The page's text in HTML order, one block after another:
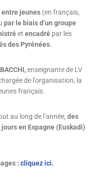
entre jeunes (en français,
par le biais d’un groupe
et encadré par les
des Pyrénées.
enseignante de LV
de l’organisation, la
français.
au long de l’année, des
en Espagne (Euskadi)
: cliquez ici.